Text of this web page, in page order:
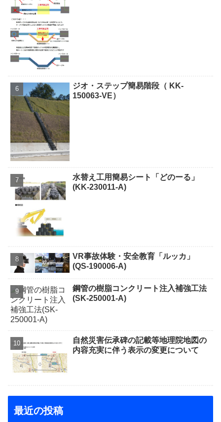
ジオ・ステップ簡易階段（ KK-
150063-VE）
水替え工用簡易シート「どのーる」
(KK-230011-A)
VR事故体験・安全教育「ルッカ」
(QS-190006-A)
鋼管の樹脂コンクリート注入補強工法
(SK-250001-A)
自然災害伝承碑の記載等地理院地図の
内容充実に伴う表示の変更について
最近の投稿